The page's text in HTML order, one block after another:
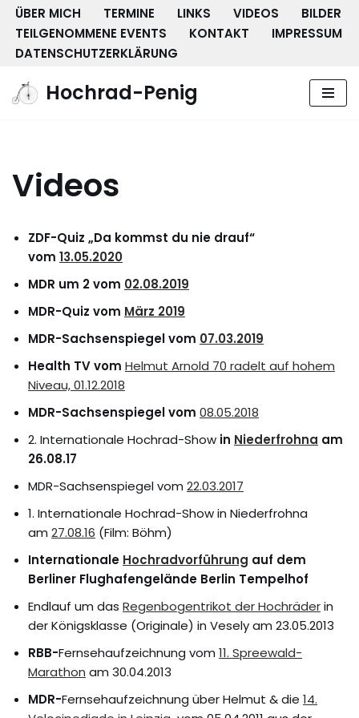
Zum
Inhalt
springen
ÜBER MICH TERMINE LINKS VIDEOS
BILDER
TEILGENOMMENE EVENTS
KONTAKT
IMPRESSUM
DATENSCHUTZERKLÄRUNG
Hochrad-Penig
Videos
ZDF-Quiz „Da kommst du nie drauf“
vom 13.05.2020
MDR um 2 vom 02.08.2019
MDR-Quiz vom März 2019
MDR-Sachsenspiegel vom 07.03.2019
Health TV vom Helmut Arnold 70 radelt auf hohem
Niveau, 01.12.2018
MDR-Sachsenspiegel vom 08.05.2018
2. Internationale Hochrad-Show in Niederfrohna am
26.08.17
MDR-Sachsenspiegel vom 22.03.2017
1. Internationale Hochrad-Show in Niederfrohna
am 27.08.16 (Film: Böhm)
Internationale Hochradvorführung auf dem
Berliner Flughafengelände Berlin Tempelhof
Endlauf um das Regenbogentrikot der Hochräderin
der Königsklasse (Originale) in Vesely am 23.05.2013
RBB-Fernsehaufzeichnung vom 11. Spreewald-
Marathon am 30.04.2013
MDR-Fernsehaufzeichnung über Helmut & die 14.